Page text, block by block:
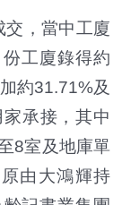
交，當中工廈
工廈錄得約
約31.71%及
承接，其中
8室及地庫單
由大鴻輝持